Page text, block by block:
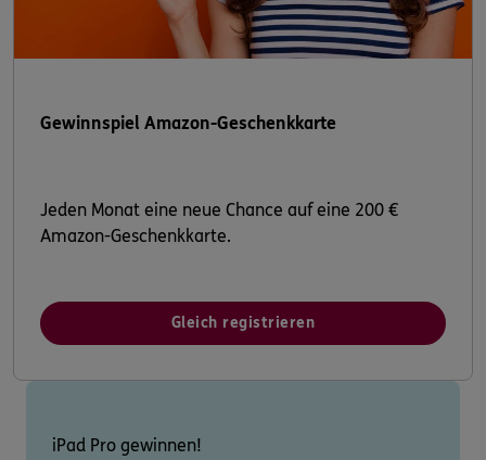
Gewinnspiel Amazon-Geschenkkarte
Jeden Monat eine neue Chance auf eine 200 €
Amazon-Geschenkkarte.
Gleich registrieren
iPad Pro gewinnen!